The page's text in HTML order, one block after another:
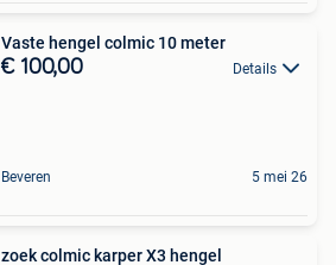
Vaste hengel colmic 10 meter
€ 100,00 Details
Beveren 5 mei 26
zoek colmic karper X3 hengel